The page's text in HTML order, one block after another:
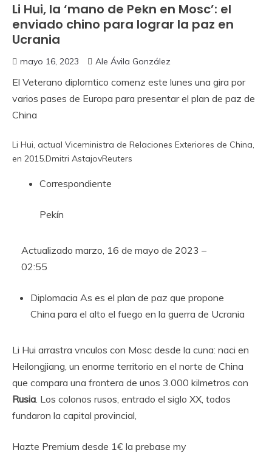
Li Hui, la ‘mano de Pekn en Mosc’: el
enviado chino para lograr la paz en
Ucrania
mayo 16, 2023 Ale Ávila González
El Veterano diplomtico comenz este lunes una gira por
varios pases de Europa para presentar el plan de paz de
China
Li Hui, actual Viceministra de Relaciones Exteriores de China,
en 2015.Dmitri AstajovReuters
Correspondiente
Pekín
Actualizado marzo, 16 de mayo de 2023 –
02:55
Diplomacia As es el plan de paz que propone
China para el alto el fuego en la guerra de Ucrania
Li Hui arrastra vnculos con Mosc desde la cuna: naci en
Heilongjiang, un enorme territorio en el norte de China
que compara una frontera de unos 3.000 kilmetros con
Rusia. Los colonos rusos, entrado el siglo XX, todos
fundaron la capital provincial,
Hazte Premium desde 1€ la prebase my